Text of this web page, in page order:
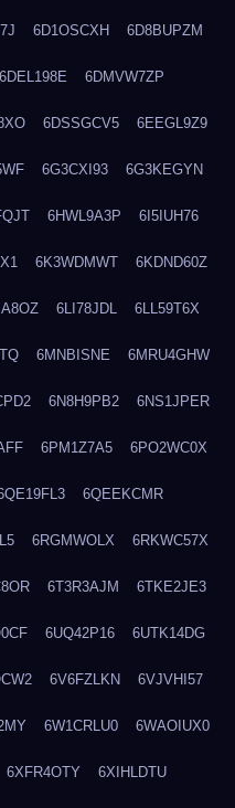
6D1OSCXH 6D8BUPZM
6DEL198E 6DMVW7ZP
6DSSGCV5 6EEGL9Z9
6G3CXI93 6G3KEGYN
6HWL9A3P 6I5IUH76
6K3WDMWT 6KDND60Z
6LI78JDL 6LL59T6X
6MNBISNE 6MRU4GHW
6N8H9PB2 6NS1JPER
6PM1Z7A5 6PO2WC0X
6QEEKCMR
6RGMWOLX 6RKWC57X
6T3R3AJM 6TKE2JE3
6UQ42P16 6UTK14DG
6V6FZLKN 6VJVHI57
6W1CRLU0 6WAOIUX0
6XFR4OTY 6XIHLDTU